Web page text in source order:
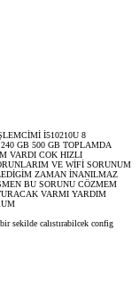
İ510210U 8
GB 500 GB TOPLAMDA
VARDI COK HIZLI
VE WİFİ SORUNUM
ZAMAN İNANILMAZ
BU SORUNU CÖZMEM
VARMI YARDIM
sekilde calıstırabilcek config